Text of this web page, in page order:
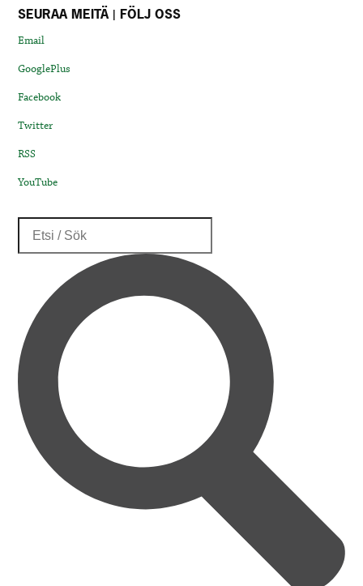
SEURAA MEITÄ | FÖLJ OSS
Email
GooglePlus
Facebook
Twitter
RSS
YouTube